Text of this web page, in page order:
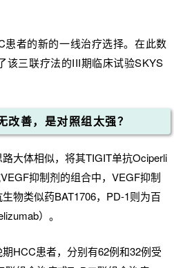
患者的新的一线治疗选择。在此数
该三联疗法的III期临床试验SKYS
改善，是对照组太强？
大体相似，将其TIGIT单抗Ociperli
抑制剂的组合中，VEGF抑制
物类似药BAT1706，PD-1则为百
）。
HCC患者，分别有62例和32例受